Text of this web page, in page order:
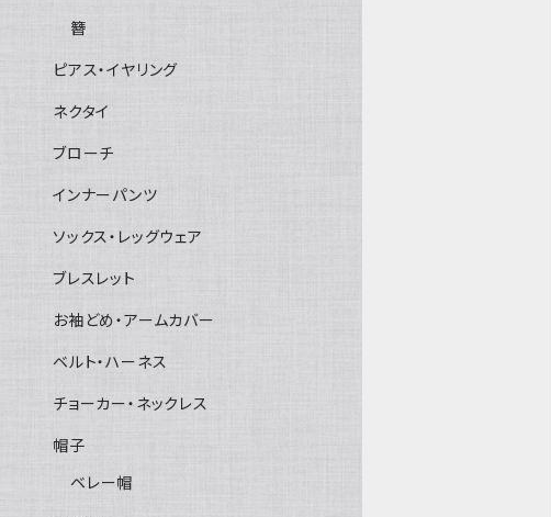
簪
ピアス・イヤリング
ネクタイ
ブローチ
インナーパンツ
ソックス・レッグウェア
ブレスレット
お袖どめ・アームカバー
ベルト・ハーネス
チョーカー・ネックレス
帽子
ベレー帽